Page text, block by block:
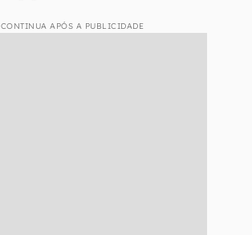
CONTINUA APÓS A PUBLICIDADE